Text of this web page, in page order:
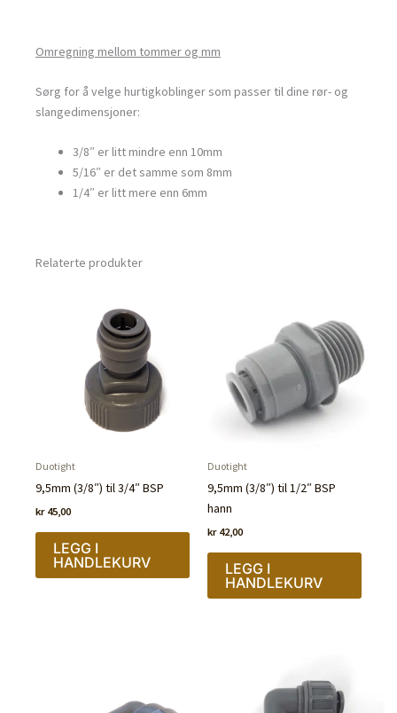
Omregning mellom tommer og mm
Sørg for å velge hurtigkoblinger som passer til dine rør- og
slangedimensjoner:
3/8″ er litt mindre enn 10mm
5/16″ er det samme som 8mm
1/4″ er litt mere enn 6mm
Relaterte produkter
Duotight
9,5mm (3/8″) til 3/4″ BSP
kr45,00
LEGG I
HANDLEKURV
Duotight
9,5mm (3/8″) til 1/2″ BSP
hann
kr42,00
LEGG I
HANDLEKURV